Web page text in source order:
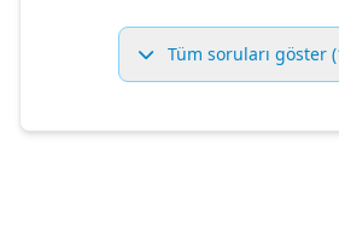
Tüm soruları göster